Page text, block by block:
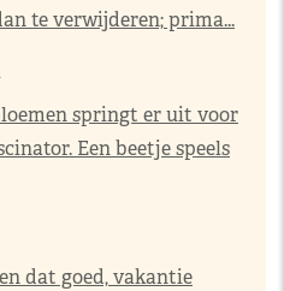
te verwijderen; prima...
springt er uit voor
Een beetje speels
dat goed, vakantie